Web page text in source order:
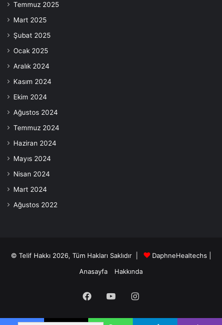
Temmuz 2025
Mart 2025
Şubat 2025
Ocak 2025
Aralık 2024
Kasım 2024
Ekim 2024
Ağustos 2024
Temmuz 2024
Haziran 2024
Mayıs 2024
Nisan 2024
Mart 2024
Ağustos 2022
© Telif Hakkı 2026, Tüm Hakları Saklıdır | DaphneHealtechs
Anasayfa
Hakkında